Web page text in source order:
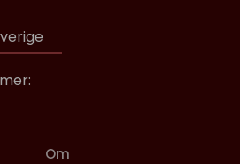
Om